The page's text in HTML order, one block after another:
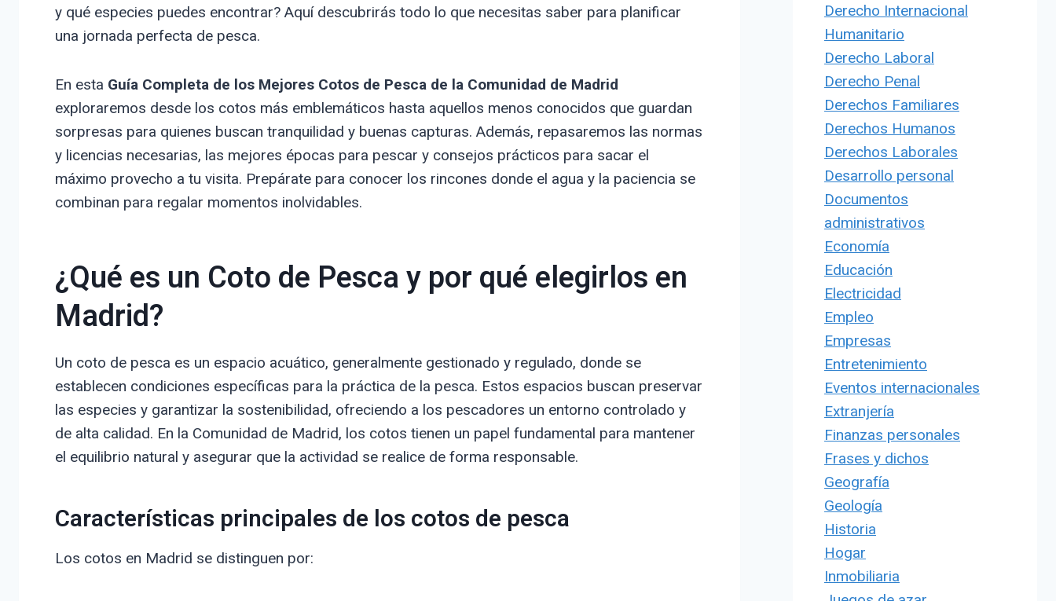
y qué especies puedes encontrar? Aquí descubrirás todo lo que necesitas saber para planificar
una jornada perfecta de pesca.
En esta Guía Completa de los Mejores Cotos de Pesca de la Comunidad de Madrid
exploraremos desde los cotos más emblemáticos hasta aquellos menos conocidos que guardan
sorpresas para quienes buscan tranquilidad y buenas capturas. Además, repasaremos las normas
y licencias necesarias, las mejores épocas para pescar y consejos prácticos para sacar el
máximo provecho a tu visita. Prepárate para conocer los rincones donde el agua y la paciencia se
combinan para regalar momentos inolvidables.
¿Qué es un Coto de Pesca y por qué elegirlos en
Madrid?
Un coto de pesca es un espacio acuático, generalmente gestionado y regulado, donde se
establecen condiciones específicas para la práctica de la pesca. Estos espacios buscan preservar
las especies y garantizar la sostenibilidad, ofreciendo a los pescadores un entorno controlado y
de alta calidad. En la Comunidad de Madrid, los cotos tienen un papel fundamental para mantener
el equilibrio natural y asegurar que la actividad se realice de forma responsable.
Características principales de los cotos de pesca
Los cotos en Madrid se distinguen por:
Derecho Internacional
Humanitario
Derecho Laboral
Derecho Penal
Derechos Familiares
Derechos Humanos
Derechos Laborales
Desarrollo personal
Documentos
administrativos
Economía
Educación
Electricidad
Empleo
Empresas
Entretenimiento
Eventos internacionales
Extranjería
Finanzas personales
Frases y dichos
Geografía
Geología
Historia
Hogar
Inmobiliaria